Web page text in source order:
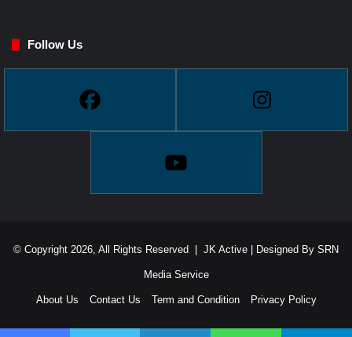
Follow Us
© Copyright 2026, All Rights Reserved | JK Active | Designed By SRN
Media Service
About Us Contact Us Term and Condition Privacy Policy